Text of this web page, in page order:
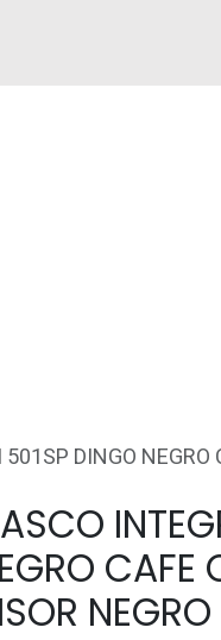
DINGO NEGRO
CAFE
NEGRO